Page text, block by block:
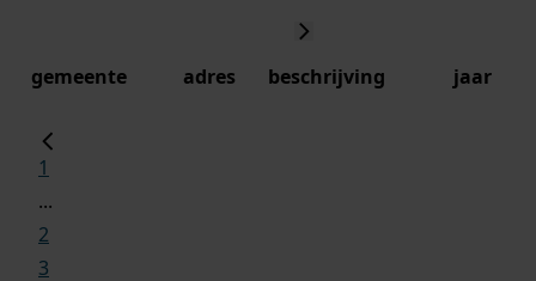
gemeente adres beschrijving jaar
1
...
2
3